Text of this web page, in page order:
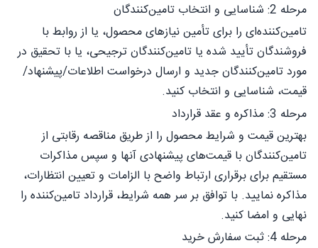
مرحله 2: شناسایی و انتخاب تامین‌کنندگان
تامین‌کننده‌ای را برای تأمین نیازهای محصول، یا از روابط با
فروشندگان تأیید شده یا تامین‌کنندگان ترجیحی، یا با تحقیق در
مورد تامین‌کنندگان جدید و ارسال درخواست اطلاعات/پیشنهاد/
قیمت، شناسایی و انتخاب کنید.
مرحله 3: مذاکره و عقد قرارداد
بهترین قیمت و شرایط محصول را از طریق مناقصه رقابتی از
تامین‌کنندگان با قیمت‌های پیشنهادی آنها و سپس مذاکرات
مستقیم برای برقراری ارتباط واضح با الزامات و تعیین انتظارات،
مذاکره نمایید. با توافق بر سر همه شرایط، قرارداد تامین‌کننده را
نهایی و امضا کنید.
مرحله 4: ثبت سفارش خرید